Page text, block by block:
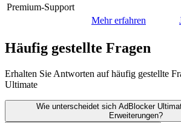
Premium-Support
Mehr erfahren
Häufig gestellte Fragen
Erhalten Sie Antworten auf häufig gestellte
Ultimate
Wie unterscheidet sich AdBlocker
Erweiterungen?